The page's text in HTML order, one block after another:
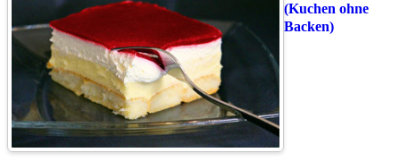
(Kuchen ohne
Backen)